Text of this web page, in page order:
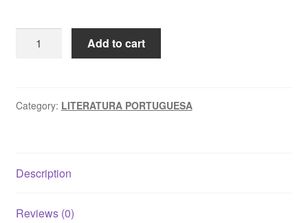
A
da
Nunes
Add to cart
Category: LITERATURA PORTUGUESA
Description
Reviews (0)